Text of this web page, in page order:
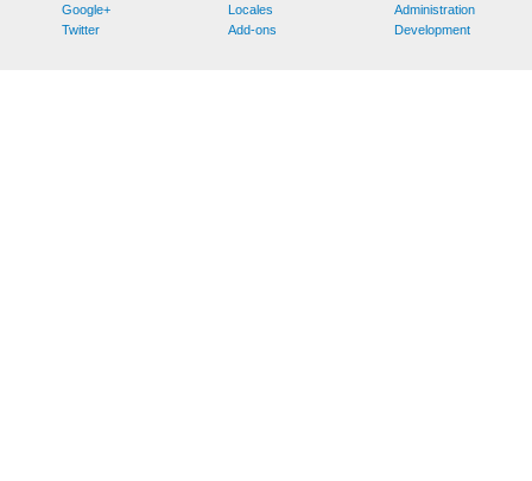
Google+
Twitter
Locales
Add-ons
Administration
Development